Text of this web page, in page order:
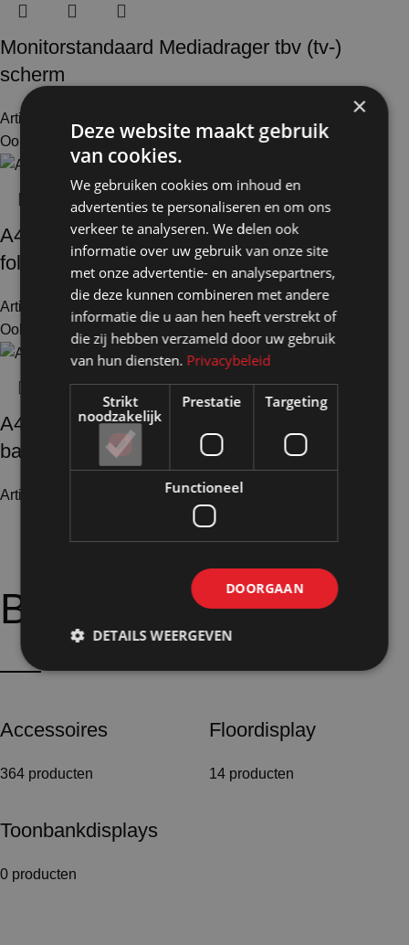
Monitorstandaard Mediadrager tbv (tv-)
scherm
Artikelnummer: 40500
Ook te huur
A4 Folderhouder Reims met 2x A4
folderhouder
Artikelnummer: 40166
Ook te huur
A4 Folderhouder Duinkerke met
banierklemmen
Artikelnummer: 40156 69,00 Excl. BTW
Bijpassendeopties:
Accessoires
364 producten
Floordisplay
14 producten
Toonbankdisplays
0 producten
×
Deze website maakt gebruik
van cookies.
We gebruiken cookies om inhoud en
advertenties te personaliseren en om ons
verkeer te analyseren. We delen ook
informatie over uw gebruik van onze site
met onze advertentie- en analysepartners,
die deze kunnen combineren met andere
informatie die u aan hen heeft verstrekt of
die zij hebben verzameld door uw gebruik
van hun diensten. Privacybeleid
Strikt
noodzakelijk
Prestatie Targeting
Functioneel
DOORGAAN
DETAILS WEERGEVEN